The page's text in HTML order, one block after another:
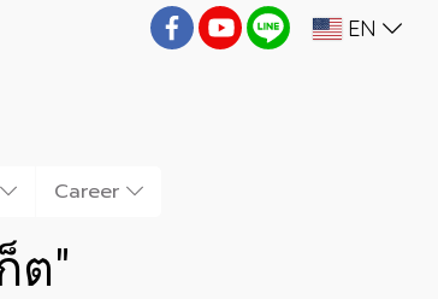
EN
Career
ต"